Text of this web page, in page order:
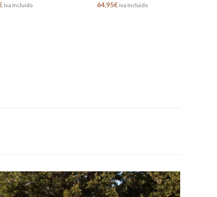
Iva Incluido 64,95€ Iva Incluido